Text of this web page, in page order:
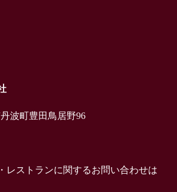
波町豊田鳥居野96
レストランに関するお問い合わせは